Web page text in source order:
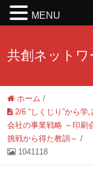
共創ネットワ
ホーム /
2/6 “しくじり”から
会社の事業戦略 ～印刷
挑戦から得た教訓～ /
1041118
MENU